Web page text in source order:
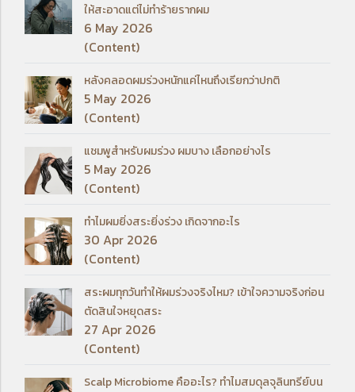
ให้สะอาดแต่ไม่ทำร้ายรากผม
6 May 2026
(Content)
หลังคลอดผมร่วงหนักแค่ไหนถึงเรียกว่าปกติ
5 May 2026
(Content)
แชมพูสำหรับผมร่วง ผมบาง เลือกอย่างไร
5 May 2026
(Content)
ทำไมผมยิ่งสระยิ่งร่วง เกิดจากอะไร
30 Apr 2026
(Content)
สระผมทุกวันทำให้ผมร่วงจริงไหม? เข้าใจความจริงก่อน
ตัดสินใจหยุดสระ
27 Apr 2026
(Content)
Scalp Microbiome คืออะไร? ทำไมสมดุลจุลินทรีย์บน